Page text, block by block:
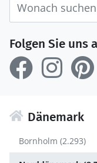
Folgen Sie uns
Dänemark
Bornholm (2.293)